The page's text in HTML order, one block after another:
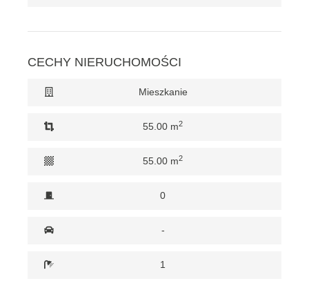
CECHY NIERUCHOMOŚCI
Mieszkanie
55.00 m2
55.00 m2
0
-
1